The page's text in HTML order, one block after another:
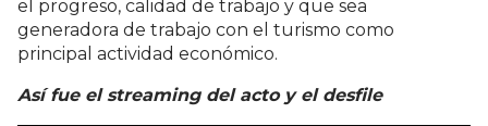
el progreso, calidad de trabajo y que sea
generadora de trabajo con el turismo como
principal actividad económico.
Así fue el streaming del acto y el desfile